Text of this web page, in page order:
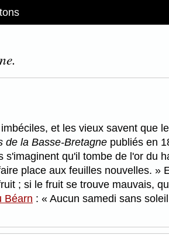
et les vieux savent que
de la Basse-Bretagne publiés en
s'imaginent qu'il tombe de l'or du
place aux feuilles nouvelles.
; si le fruit se trouve mauvais,
Béarn : Aucun samedi sans